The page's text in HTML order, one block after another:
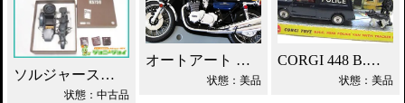
ソルジャーストーリー 1/6 ツェンダップ買取！
状態：中古品
オートアート カワサキ750RS(Z2) 買取！
状態：美品
CORGI 448 B.M.C ミニ ポリスバン買取！
状態：美品